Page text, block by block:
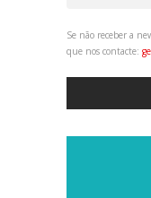
Se não receber a
que nos contacte: